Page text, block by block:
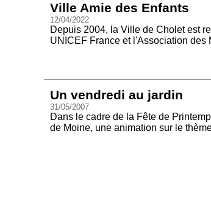
Ville Amie des Enfants
12/04/2022
Depuis 2004, la Ville de Cholet est
UNICEF France et l'Association des
Un vendredi au jardin
31/05/2007
Dans le cadre de la Fête de
de Moine, une animation sur le